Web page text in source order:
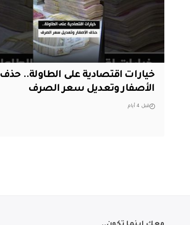
خيارات اقتصادية على الطاولة.. حذف
الأصفار وتعديل سعر الصرف
قبل 4 أيام